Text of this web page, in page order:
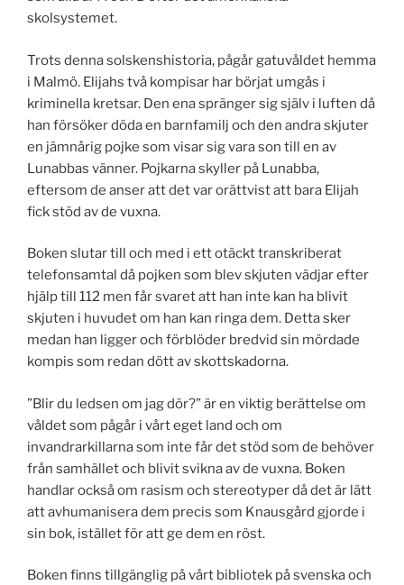
skolsystemet.
Trots denna solskenshistoria, pågår gatuvåldet hemma
i Malmö. Elijahs två kompisar har börjat umgås i
kriminella kretsar. Den ena spränger sig själv i luften då
han försöker döda en barnfamilj och den andra skjuter
en jämnårig pojke som visar sig vara son till en av
Lunabbas vänner. Pojkarna skyller på Lunabba,
eftersom de anser att det var orättvist att bara Elijah
fick stöd av de vuxna.
Boken slutar till och med i ett otäckt transkriberat
telefonsamtal då pojken som blev skjuten vädjar efter
hjälp till 112 men får svaret att han inte kan ha blivit
skjuten i huvudet om han kan ringa dem. Detta sker
medan han ligger och förblöder bredvid sin mördade
kompis som redan dött av skottskadorna.
”Blir du ledsen om jag dör?” är en viktig berättelse om
våldet som pågår i vårt eget land och om
invandrarkillarna som inte får det stöd som de behöver
från samhället och blivit svikna av de vuxna. Boken
handlar också om rasism och stereotyper då det är lätt
att avhumanisera dem precis som Knausgård gjorde i
sin bok, istället för att ge dem en röst.
Boken finns tillgänglig på vårt bibliotek på svenska och